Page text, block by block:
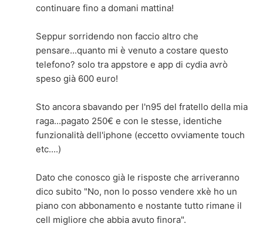
continuare fino a domani mattina!
Seppur sorridendo non faccio altro che
pensare...quanto mi è venuto a costare questo
telefono? solo tra appstore e app di cydia avrò
speso già 600 euro!
Sto ancora sbavando per l'n95 del fratello della mia
raga...pagato 250€ e con le stesse, identiche
funzionalità dell'iphone (eccetto ovviamente touch
etc....)
Dato che conosco già le risposte che arriveranno
dico subito "No, non lo posso vendere xkè ho un
piano con abbonamento e nostante tutto rimane il
cell migliore che abbia avuto finora".